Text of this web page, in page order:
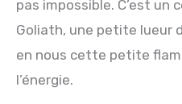
pas impossible. C’est un
Goliath, une petite lueur
en nous cette petite
l’énergie.